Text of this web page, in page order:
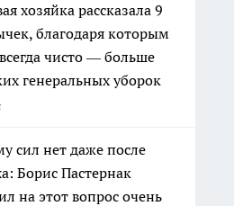
хозяйка рассказала 9
благодаря которым
чисто — больше
генеральных уборок
сил нет даже после
Борис Пастернак
на этот вопрос очень